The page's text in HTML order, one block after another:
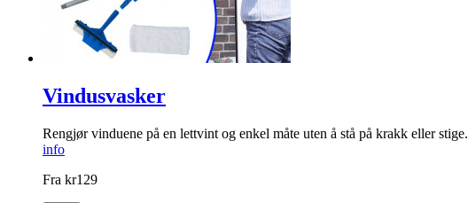
Vindusvasker
Rengjør vinduene på en lettvint og enkel måte uten å stå på krakk eller stige.
info
Fra kr129